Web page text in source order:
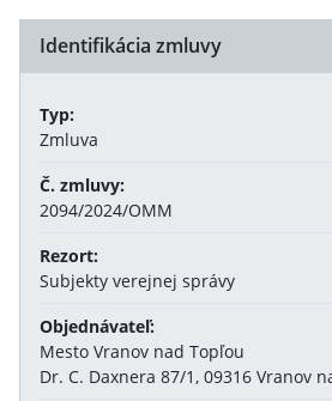
Identifikácia zmluvy
Typ:
Zmluva
Č. zmluvy:
2094/2024/OMM
Rezort:
Subjekty verejnej správy
Objednávateľ:
Mesto Vranov nad Topľou
Dr. C. Daxnera 87/1, 09316 Vranov